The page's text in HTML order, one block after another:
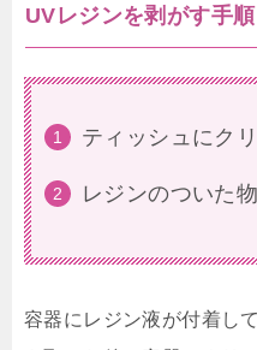
UVレジンを剥がす手順
ティッシュにク
レジンのついた
容器にレジン液が付着し